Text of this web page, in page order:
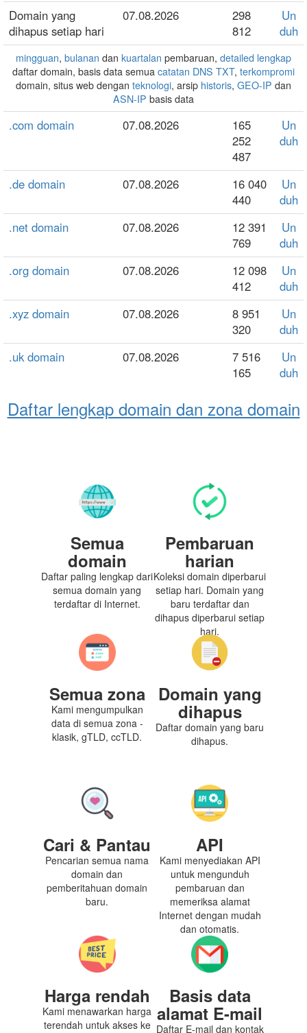
Domain yang
dihapus setiap hari
07.08.2026
298
812
Un
duh
mingguan, bulanan dan kuartalan pembaruan, detailed lengkap
daftar domain, basis data semua catatan DNS TXT, terkompromi
domain, situs web dengan teknologi, arsip historis, GEO-IP dan
ASN-IP basis data
.com domain 07.08.2026
165
252
487
Un
duh
.de domain 07.08.2026
16 040
440
Un
duh
.net domain
07.08.2026
12 391
769
Un
duh
.org domain
07.08.2026
12 098
412
Un
duh
.xyz domain
07.08.2026
8 951
320
Un
duh
.uk domain
07.08.2026
7 516
165
Un
duh
Daftar lengkap domain dan zona domain
Semua
domain
Daftar paling lengkap dari
semua domain yang
terdaftar di Internet.
Pembaruan
harian
Koleksi domain diperbarui
setiap hari. Domain yang
baru terdaftar dan
dihapus diperbarui setiap
hari.
Semua zona
Kami mengumpulkan
data di semua zona -
klasik, gTLD, ccTLD.
Domain yang
dihapus
Daftar domain yang baru
dihapus.
Cari & Pantau
Pencarian semua nama
domain dan
pemberitahuan domain
baru.
API
Kami menyediakan API
untuk mengunduh
pembaruan dan
memeriksa alamat
Internet dengan mudah
dan otomatis.
Harga rendah
Kami menawarkan harga
terendah untuk akses ke
Basis data
alamat E-mail
Daftar E-mail dan kontak